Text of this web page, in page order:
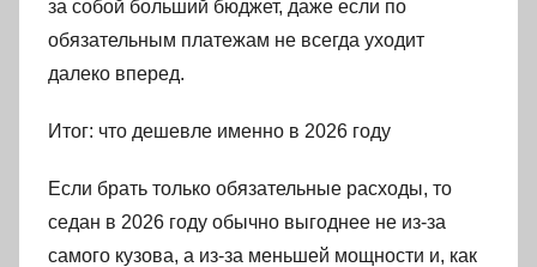
за собой больший бюджет, даже если по
обязательным платежам не всегда уходит
далеко вперед.
Итог: что дешевле именно в 2026 году
Если брать только обязательные расходы, то
седан в 2026 году обычно выгоднее не из-за
самого кузова, а из-за меньшей мощности и, как